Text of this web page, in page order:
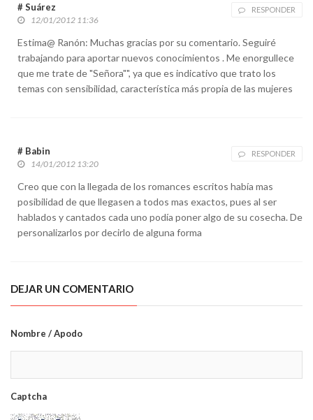
# Suárez RESPONDER
12/01/2012 11:36
Estima@ Ranón: Muchas gracias por su comentario. Seguiré
trabajando para aportar nuevos conocimientos . Me enorgullece
que me trate de "Señora"", ya que es indicativo que trato los
temas con sensibilidad, característica más propia de las mujeres
# Babin RESPONDER
14/01/2012 13:20
Creo que con la llegada de los romances escritos había mas
posibilidad de que llegasen a todos mas exactos, pues al ser
hablados y cantados cada uno podía poner algo de su cosecha. De
personalizarlos por decirlo de alguna forma
DEJAR UN COMENTARIO
Nombre / Apodo
Captcha